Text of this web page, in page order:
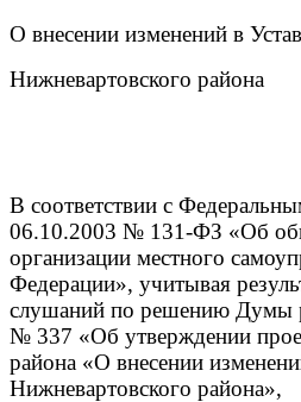
О внесении изменений в Устав
Нижневартовского района
В соответствии с
06.10.2003 № 131-ФЗ «Об
организации местного
Федерации», учитывая
слушаний по решению Думы
№ 337 «Об утверждении
района «О внесении
Нижневартовского района»,